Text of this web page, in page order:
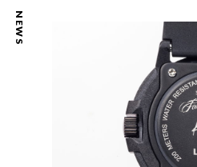
NEWS